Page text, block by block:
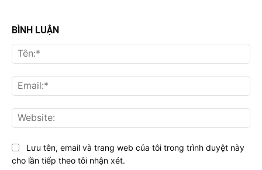
BÌNH LUẬN
Lưu tên, email và trang web của tôi trong trình duyệt này
cho lần tiếp theo tôi nhận xét.